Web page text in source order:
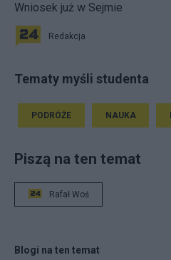
Wniosek już w Sejmie
Redakcja
Tematy myśli studenta
PODRÓŻE NAUKA
Piszą na ten temat
Rafał Woś
Blogi na ten temat